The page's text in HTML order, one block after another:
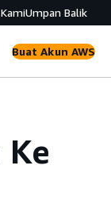
Umpan Balik
Buat Akun AWS